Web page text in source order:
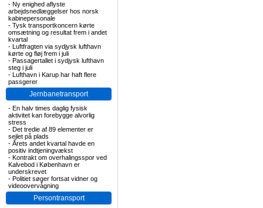
- Ny enighed aflyste
arbejdsnedlæggelser hos norsk
kabinepersonale
- Tysk transportkoncern kørte
omsætning og resultat frem i andet
kvartal
- Luftfragten via sydjysk lufthavn
kørte og fløj frem i juli
- Passagertallet i sydjysk lufthavn
steg i juli
- Lufthavn i Karup har haft flere
passgerer
Jernbanetransport
- En halv times daglig fysisk
aktivitet kan forebygge alvorlig
stress
- Det tredie af 89 elementer er
sejlet på plads
- Årets andet kvartal havde en
positiv indtjeningvækst
- Kontrakt om overhalingsspor ved
Kalvebod i København er
underskrevet
- Politiet søger fortsat vidner og
videoovervågning
Persontransport